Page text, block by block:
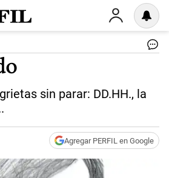
sin parar: DD.HH., la
Agregar PERFIL en Google